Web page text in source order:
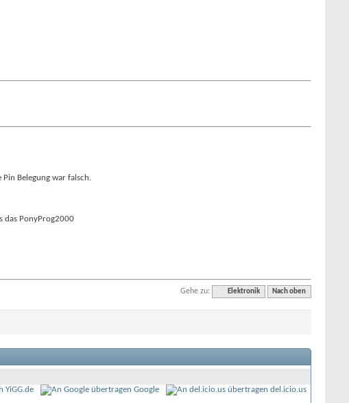
Belegung war falsch.
das PonyProg2000
Gehe zu: Elektronik Nach oben
YiGG.de Google
del.icio.us